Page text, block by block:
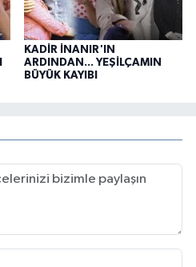
KADİR İNANIR'IN
ARDINDAN... YEŞİLÇAMIN
BÜYÜK KAYIBI